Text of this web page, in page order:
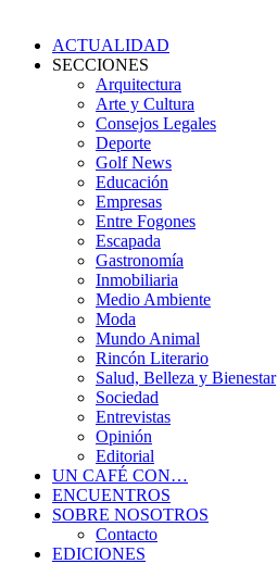
ACTUALIDAD
SECCIONES
Arquitectura
Arte y Cultura
Consejos Legales
Deporte
Golf News
Educación
Empresas
Entre Fogones
Escapada
Gastronomía
Inmobiliaria
Medio Ambiente
Moda
Mundo Animal
Rincón Literario
Salud, Belleza y Bienestar
Sociedad
Entrevistas
Opinión
Editorial
UN CAFÉ CON…
ENCUENTROS
SOBRE NOSOTROS
Contacto
EDICIONES